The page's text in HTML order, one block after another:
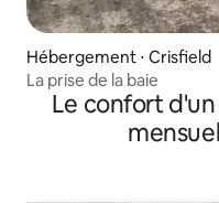
Hébergement ⋅ Crisfield
La prise de la baie
Le confort